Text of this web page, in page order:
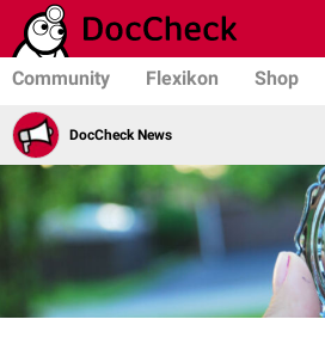
Community Flexikon Shop
DocCheck News